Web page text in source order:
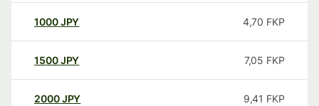
1000JPY 4,70 FKP
1500JPY 7,05 FKP
2000JPY 9,41 FKP